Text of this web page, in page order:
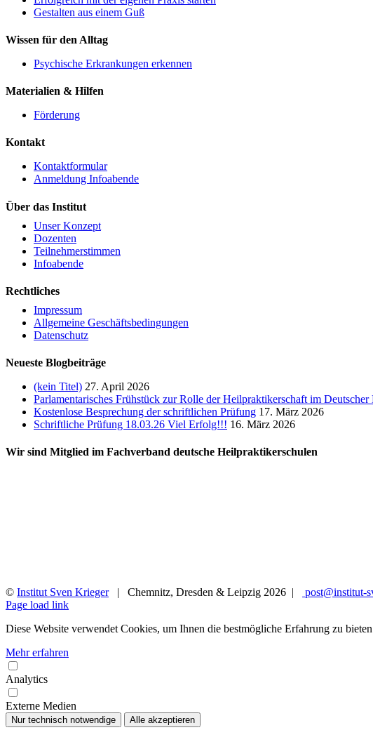
Gestalten aus einem Guß
Wissen für den Alltag
Psychische Erkrankungen erkennen
Materialien & Hilfen
Förderung
Kontakt
Kontaktformular
Anmeldung Infoabende
Über das Institut
Unser Konzept
Dozenten
Teilnehmerstimmen
Infoabende
Rechtliches
Impressum
Allgemeine Geschäftsbedingungen
Datenschutz
Neueste Blogbeiträge
(kein Titel) 27. April 2026
Parlamentarisches Frühstück zur Rolle der Heilpraktikerschaft im Deutscher
Kostenlose Besprechung der schriftlichen Prüfung 17. März 2026
Schriftliche Prüfung 18.03.26 Viel Erfolg!!! 16. März 2026
Wir sind Mitglied im Fachverband deutsche Heilpraktikerschulen
© Institut Sven Krieger| Chemnitz, Dresden & Leipzig 2026 | post@institut-
Facebook
YouTube
Instagram
Rss
Page load link
Diese Website verwendet Cookies, um Ihnen die bestmögliche Erfahrung zu
Mehr erfahren
Analytics
Externe Medien
Nur technisch notwendige Alle akzeptieren